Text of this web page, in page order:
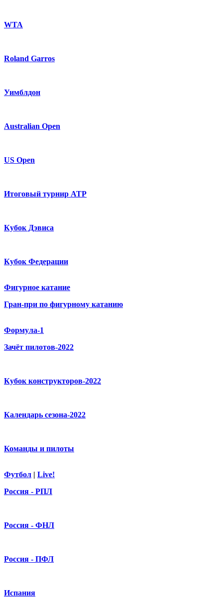
WTA
Roland Garros
Уимблдон
Australian Open
US Open
Итоговый турнир ATP
Кубок Дэвиса
Кубок Федерации
Фигурное катание
Гран-при по фигурному катанию
Формула-1
Зачёт пилотов-2022
Кубок конструкторов-2022
Календарь сезона-2022
Команды и пилоты
Футбол | Live!
Россия - РПЛ
Россия - ФНЛ
Россия - ПФЛ
Испания